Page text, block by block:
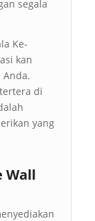
segala
Ke-
kan
di
yang
Wall